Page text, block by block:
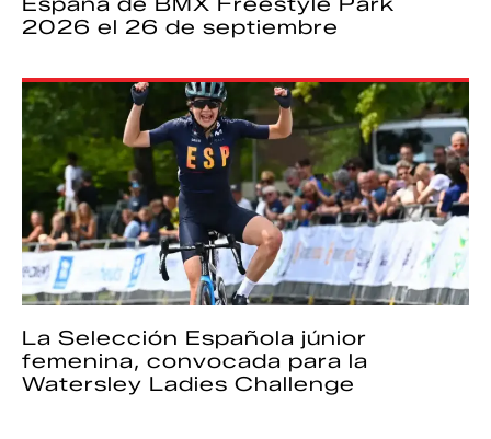
2026 el 26 de septiembre
La Selección Española júnior
femenina, convocada para la
Watersley Ladies Challenge